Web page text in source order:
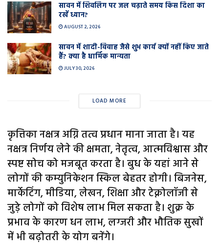
सावन में शिवलिंग पर जल चढ़ाते समय किस दिशा का
रखें ध्यान?
AUGUST 2, 2026
सावन में शादी-विवाह जैसे शुभ कार्य क्यों नहीं किए जाते
हैं? क्या है धार्मिक मान्यता
JULY 30, 2026
LOAD MORE
कृत्तिका नक्षत्र अग्नि तत्व प्रधान माना जाता है। यह
नक्षत्र निर्णय लेने की क्षमता, नेतृत्व, आत्मविश्वास और
स्पष्ट सोच को मजबूत करता है। बुध के यहां आने से
लोगों की कम्युनिकेशन स्किल बेहतर होगी। बिजनेस,
मार्केटिंग, मीडिया, लेखन, शिक्षा और टेक्नोलॉजी से
जुड़े लोगों को विशेष लाभ मिल सकता है। शुक्र के
प्रभाव के कारण धन लाभ, लग्जरी और भौतिक सुखों
में भी बढ़ोतरी के योग बनेंगे।